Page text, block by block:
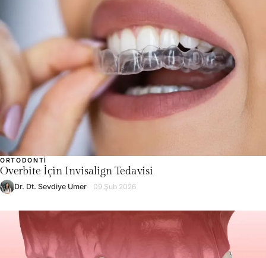
ORTODONTI
Overbite İçin Invisalign Tedavisi
Dr. Dt. Sevdiye Umer 09 Şub 2026